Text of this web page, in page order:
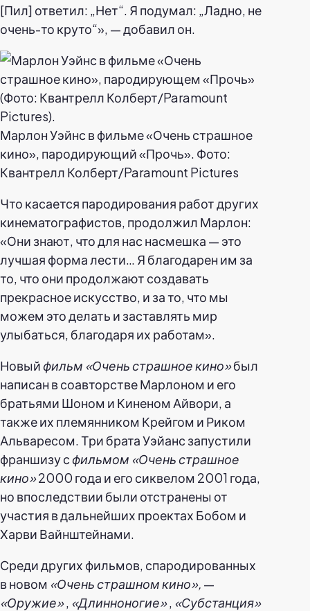
[Пил] ответил: „Нет“. Я подумал: „Ладно, не
очень-то круто“», — добавил он.
Марлон Уэйнс в фильме «Очень страшное
кино», пародирующий «Прочь». Фото:
Квантрелл Колберт/Paramount Pictures
Что касается пародирования работ других
кинематографистов, продолжил Марлон:
«Они знают, что для нас насмешка — это
лучшая форма лести… Я благодарен им за
то, что они продолжают создавать
прекрасное искусство, и за то, что мы
можем это делать и заставлять мир
улыбаться, благодаря их работам».
Новый фильм «Очень страшное кино»был
написан в соавторстве Марлоном и его
братьями Шоном и Киненом Айвори, а
также их племянником Крейгом и Риком
Альваресом. Три брата Уэйанс запустили
франшизу с фильмом «Очень страшное
кино»2000 года и его сиквелом 2001 года,
но впоследствии были отстранены от
участия в дальнейших проектах Бобом и
Харви Вайнштейнами.
Среди других фильмов, спародированных
в новом «Очень страшном кино», —
«Оружие», «Длинноногие», «Субстанция»